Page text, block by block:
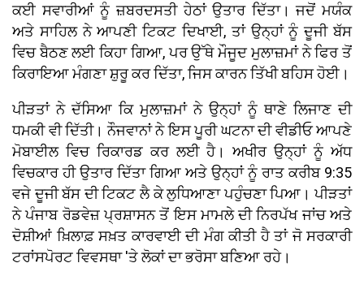
ਕਈ ਸਵਾਰੀਆਂ ਨੂੰ ਜ਼ਬਰਦਸਤੀ ਹੇਠਾਂ ਉਤਾਰ ਦਿੱਤਾ। ਜਦੋਂ ਮਯੰਕ
ਅਤੇ ਸਾਹਿਲ ਨੇ ਆਪਣੀ ਟਿਕਟ ਦਿਖਾਈ, ਤਾਂ ਉਨ੍ਹਾਂ ਨੂੰ ਦੂਜੀ ਬੱਸ
ਵਿਚ ਬੈਠਣ ਲਈ ਕਿਹਾ ਗਿਆ, ਪਰ ਉੱਥੇ ਮੌਜੂਦ ਮੁਲਾਜ਼ਮਾਂ ਨੇ ਫਿਰ ਤੋਂ
ਕਿਰਾਇਆ ਮੰਗਣਾ ਸ਼ੁਰੂ ਕਰ ਦਿੱਤਾ, ਜਿਸ ਕਾਰਨ ਤਿੱਖੀ ਬਹਿਸ ਹੋਈ।
ਪੀੜਤਾਂ ਨੇ ਦੱਸਿਆ ਕਿ ਮੁਲਾਜ਼ਮਾਂ ਨੇ ਉਨ੍ਹਾਂ ਨੂੰ ਥਾਣੇ ਲਿਜਾਣ ਦੀ
ਧਮਕੀ ਵੀ ਦਿੱਤੀ। ਨੌਜਵਾਨਾਂ ਨੇ ਇਸ ਪੂਰੀ ਘਟਨਾ ਦੀ ਵੀਡੀਓ ਆਪਣੇ
ਮੋਬਾਈਲ ਵਿਚ ਰਿਕਾਰਡ ਕਰ ਲਈ ਹੈ। ਅਖੀਰ ਉਨ੍ਹਾਂ ਨੂੰ ਅੱਧ
ਵਿਚਕਾਰ ਹੀ ਉਤਾਰ ਦਿੱਤਾ ਗਿਆ ਅਤੇ ਉਨ੍ਹਾਂ ਨੂੰ ਰਾਤ ਕਰੀਬ 9:35
ਵਜੇ ਦੂਜੀ ਬੱਸ ਦੀ ਟਿਕਟ ਲੈ ਕੇ ਲੁਧਿਆਣਾ ਪਹੁੰਚਣਾ ਪਿਆ। ਪੀੜਤਾਂ
ਨੇ ਪੰਜਾਬ ਰੋਡਵੇਜ਼ ਪ੍ਰਸ਼ਾਸਨ ਤੋਂ ਇਸ ਮਾਮਲੇ ਦੀ ਨਿਰਪੱਖ ਜਾਂਚ ਅਤੇ
ਦੋਸ਼ੀਆਂ ਖ਼ਿਲਾਫ਼ ਸਖ਼ਤ ਕਾਰਵਾਈ ਦੀ ਮੰਗ ਕੀਤੀ ਹੈ ਤਾਂ ਜੋ ਸਰਕਾਰੀ
ਟਰਾਂਸਪੋਰਟ ਵਿਵਸਥਾ 'ਤੇ ਲੋਕਾਂ ਦਾ ਭਰੋਸਾ ਬਣਿਆ ਰਹੇ।